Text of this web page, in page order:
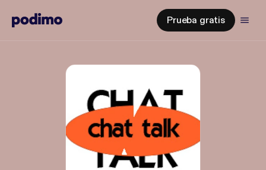
Prueba gratis